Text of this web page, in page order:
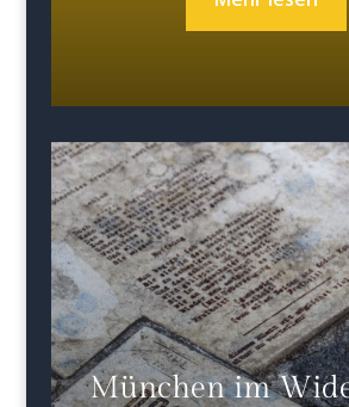
München im